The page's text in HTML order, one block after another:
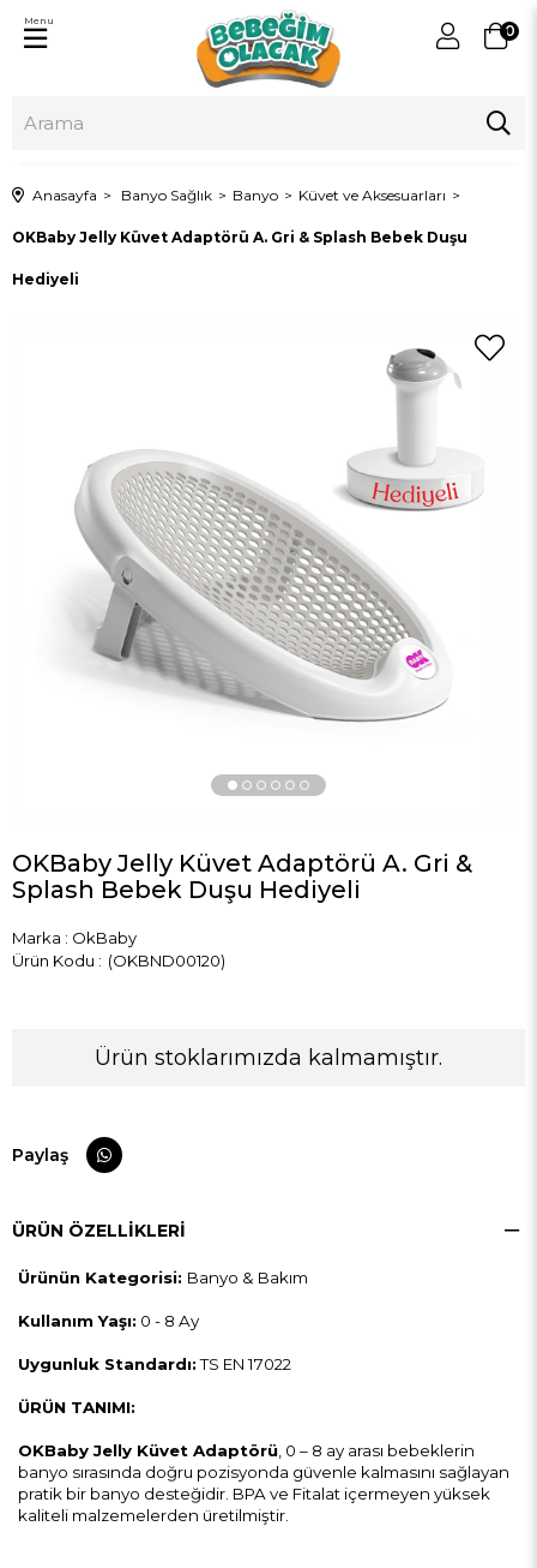
0
Menu
Anasayfa Banyo Sağlık Banyo Küvet ve Aksesuarları
OKBaby Jelly Küvet Adaptörü A. Gri & Splash Bebek Duşu
Hediyeli
OKBaby Jelly Küvet Adaptörü A. Gri &
Splash Bebek Duşu Hediyeli
Marka : OkBaby
(OKBND00120)
Ürün stoklarımızda kalmamıştır.
Paylaş
ÜRÜN ÖZELLIKLERI
Ürünün Kategorisi: Banyo & Bakım
Kullanım Yaşı: 0 - 8 Ay
Uygunluk Standardı:TS EN 17022
ÜRÜN TANIMI:
OKBaby Jelly Küvet Adaptörü , 0 – 8 ay arası bebeklerin
banyo sırasında doğru pozisyonda güvenle kalmasını sağlayan
pratik bir banyo desteğidir. BPA ve Fitalat içermeyen yüksek
kaliteli malzemelerden üretilmiştir.